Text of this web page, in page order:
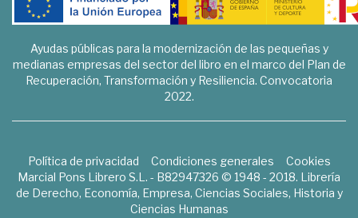
Ayudas públicas para la modernización de las pequeñas y
medianas empresas del sector del libro en el marco del Plan de
Recuperación, Transformación y Resiliencia. Convocatoria
2022.
Política de privacidad Condiciones generales
Cookies
Marcial Pons Librero S.L. - B82947326 © 1948 - 2018. Librería
de Derecho, Economía, Empresa, Ciencias Sociales, Historia y
Ciencias Humanas